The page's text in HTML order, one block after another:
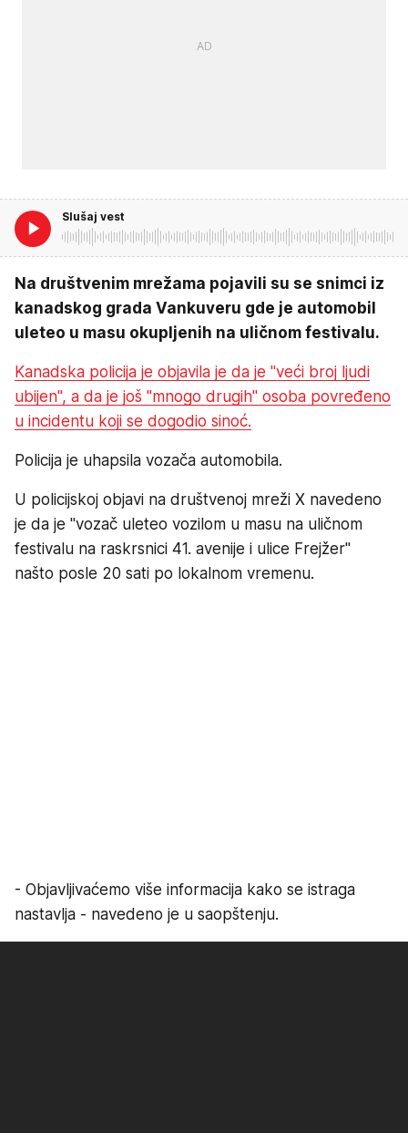
Slušaj vest
Na društvenim mrežama pojavili su se snimci iz
kanadskog grada Vankuveru gde je automobil
uleteo u masu okupljenih na uličnom festivalu.
Kanadska policija je objavila je da je "veći broj ljudi
ubijen", a da je još "mnogo drugih" osoba povređeno
u incidentu koji se dogodio sinoć.
Policija je uhapsila vozača automobila.
U policijskoj objavi na društvenoj mreži X navedeno
je da je "vozač uleteo vozilom u masu na uličnom
festivalu na raskrsnici 41. avenije i ulice Frejžer"
našto posle 20 sati po lokalnom vremenu.
- Objavljivaćemo više informacija kako se istraga
nastavlja - navedeno je u saopštenju.